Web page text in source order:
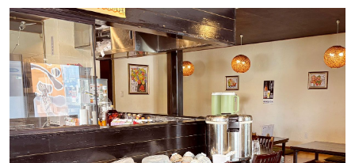
北海道で暮らす、あなたとつくる、
明日への”きっかけ”WEBマガジン